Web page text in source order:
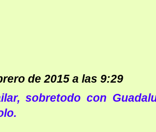
de 2015 a las 9:29
sobretodo con